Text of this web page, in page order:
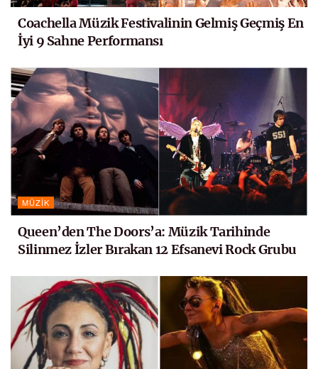
Coachella Müzik Festivalinin Gelmiş Geçmiş En
İyi 9 Sahne Performansı
MÜZIK
Queen’den The Doors’a: Müzik Tarihinde
Silinmez İzler Bırakan 12 Efsanevi Rock Grubu